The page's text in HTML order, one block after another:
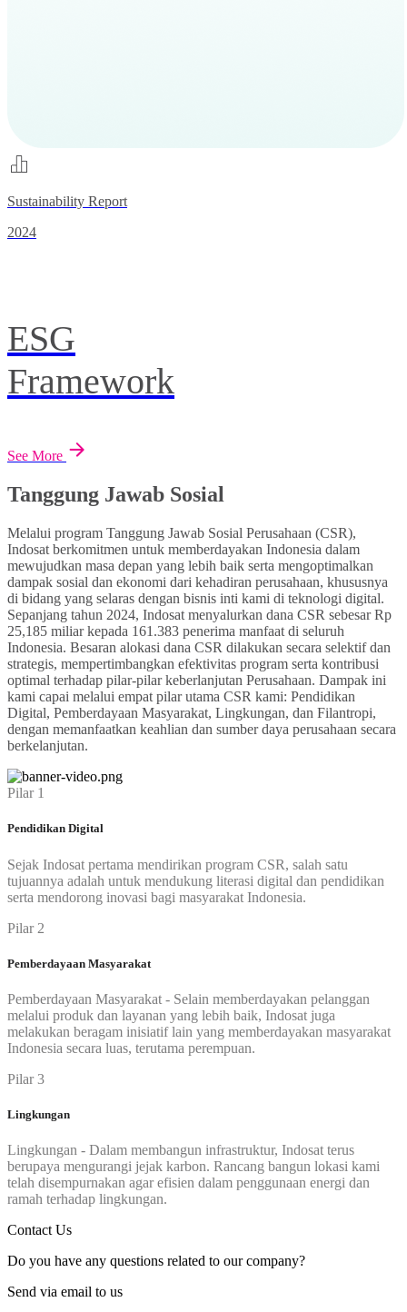
Sustainability Report
2024
ESG
Framework
See More
Tanggung Jawab Sosial
Melalui program Tanggung Jawab Sosial Perusahaan (CSR),
Indosat berkomitmen untuk memberdayakan Indonesia dalam
mewujudkan masa depan yang lebih baik serta mengoptimalkan
dampak sosial dan ekonomi dari kehadiran perusahaan, khususnya
di bidang yang selaras dengan bisnis inti kami di teknologi digital.
Sepanjang tahun 2024, Indosat menyalurkan dana CSR sebesar Rp
25,185 miliar kepada 161.383 penerima manfaat di seluruh
Indonesia. Besaran alokasi dana CSR dilakukan secara selektif dan
strategis, mempertimbangkan efektivitas program serta kontribusi
optimal terhadap pilar-pilar keberlanjutan Perusahaan. Dampak ini
kami capai melalui empat pilar utama CSR kami: Pendidikan
Digital, Pemberdayaan Masyarakat, Lingkungan, dan Filantropi,
dengan memanfaatkan keahlian dan sumber daya perusahaan secara
berkelanjutan.
Pilar 1
Pendidikan Digital
Sejak Indosat pertama mendirikan program CSR, salah satu
tujuannya adalah untuk mendukung literasi digital dan pendidikan
serta mendorong inovasi bagi masyarakat Indonesia.
Pilar 2
Pemberdayaan Masyarakat
Pemberdayaan Masyarakat - Selain memberdayakan pelanggan
melalui produk dan layanan yang lebih baik, Indosat juga
melakukan beragam inisiatif lain yang memberdayakan masyarakat
Indonesia secara luas, terutama perempuan.
Pilar 3
Lingkungan
Lingkungan - Dalam membangun infrastruktur, Indosat terus
berupaya mengurangi jejak karbon. Rancang bangun lokasi kami
telah disempurnakan agar efisien dalam penggunaan energi dan
ramah terhadap lingkungan.
Contact Us
Do you have any questions related to our company?
Send via email to us